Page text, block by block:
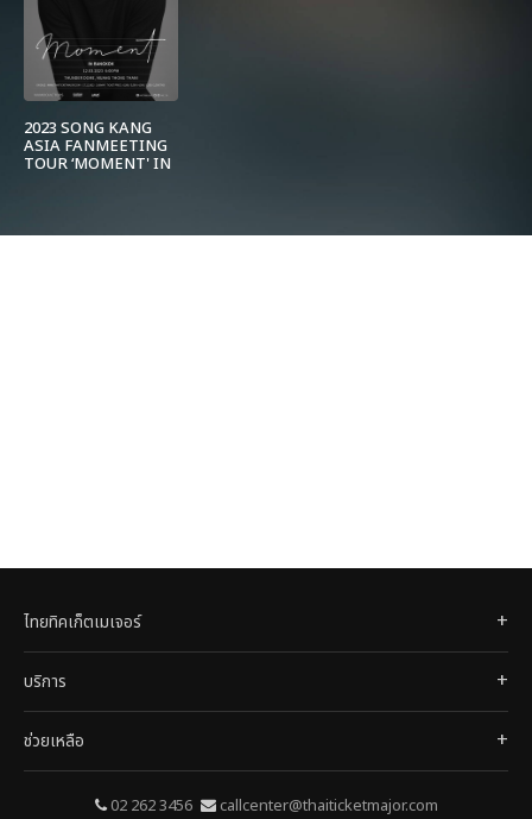
2023 SONG KANG
ASIA FANMEETING
TOUR ‘MOMENT' IN
ไทยทิคเก็ตเมเจอร์
บริการ
ช่วยเหลือ
02 262 3456 callcenter@thaiticketmajor.com